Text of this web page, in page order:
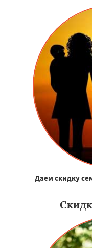
Даем скидку